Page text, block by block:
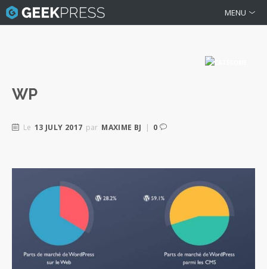
MENU
WP
Le 13 JULY 2017 par MAXIME BJ | 0